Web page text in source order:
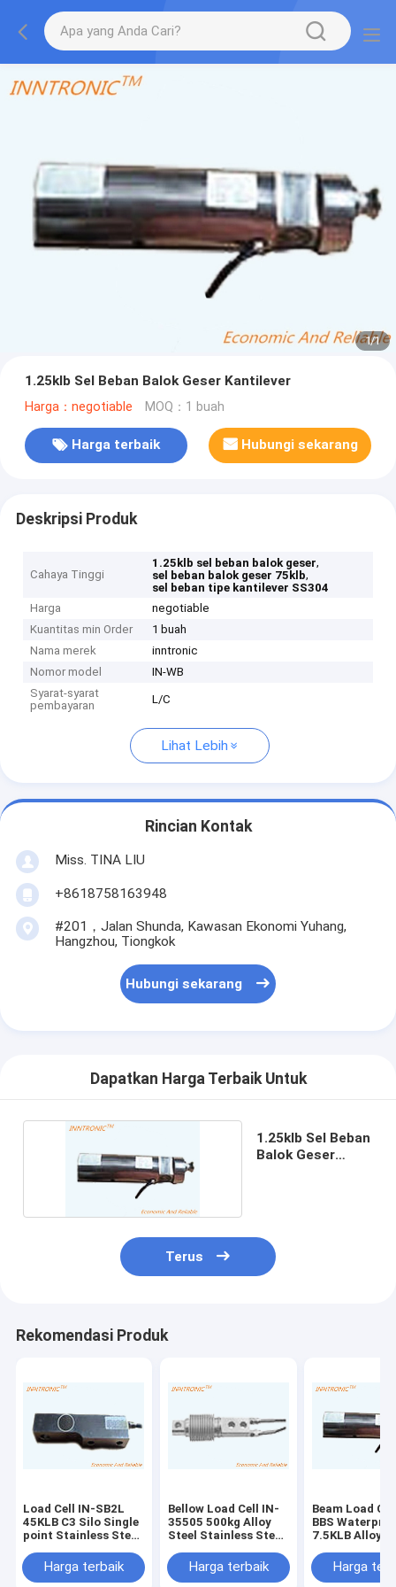
1/1
1.25klb Sel Beban Balok Geser Kantilever
Harga：negotiable MOQ：1 buah
Harga terbaik Hubungi sekarang
Deskripsi Produk
Cahaya Tinggi
1.25klb sel beban balok geser,
sel beban balok geser 75klb,
sel beban tipe kantilever SS304
Harga
negotiable
Kuantitas min Order
1 buah
Nama merek
inntronic
Nomor model
IN-WB
Syarat-syarat
pembayaran
L/C
Lihat Lebih
Rincian Kontak
Miss. TINA LIU
+8618758163948
#201，Jalan Shunda, Kawasan Ekonomi Yuhang,
Hangzhou, Tiongkok
Hubungi sekarang
Dapatkan Harga Terbaik Untuk
1.25klb Sel Beban
Balok Geser
Terus
Rekomendasi Produk
Load Cell IN-SB2L
45KLB C3 Silo Single
point Stainless Steel
gaya berat untuk
Skala lantai 2mv/v
Harga terbaik
Bellow Load Cell IN-
35505 500kg Alloy
Steel Stainless Steel
Shear Beam sensor
kekuatan berat
Harga terbaik
Beam Load
BBS
7.5KLB Alloy
Beam sensor
kekuatan
Harga